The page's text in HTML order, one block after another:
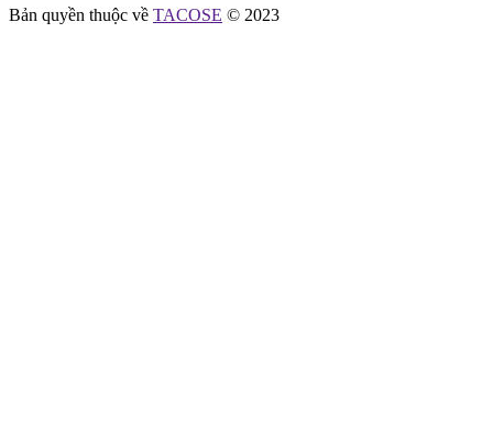
Bản quyền thuộc về TACOSE © 2023